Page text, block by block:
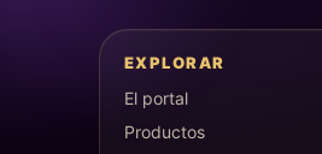
EXPLORAR
El portal
Productos